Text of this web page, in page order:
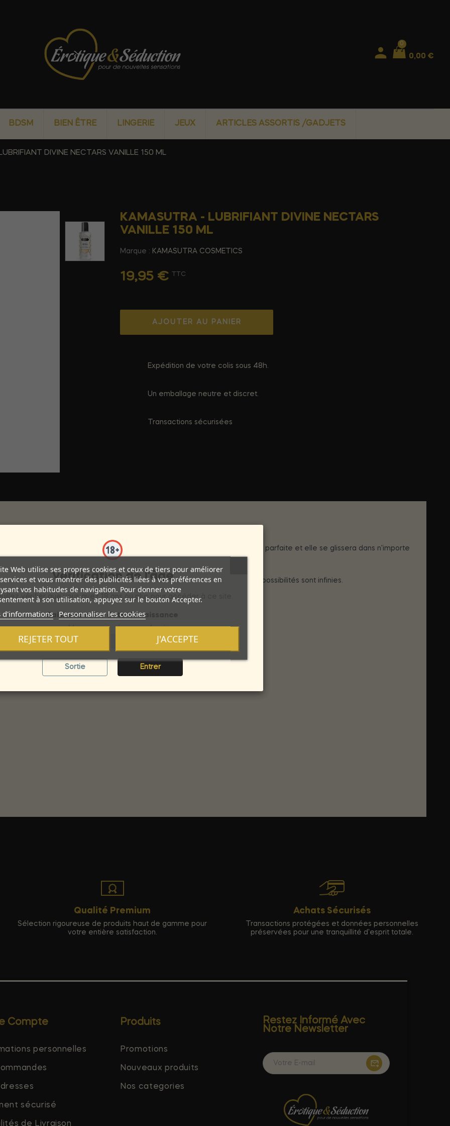
0
0,00 €
BDSM BIEN ÊTRE LINGERIE JEUX ARTICLES ASSORTIS /GADJETS
DIVINE NECTARS VANILLE 150 ML
KAMASUTRA - LUBRIFIANT DIVINE NECTARS
VANILLE 150 ML
Marque : KAMASUTRA COSMETICS
19,95 € TTC
AJOUTER AU PANIER
Expédition de votre colis sous 48h.
Un emballage neutre et discret.
Transactions sécurisées
aromatisé à l'eau. Utilisez-le n'importe où sur le corps. Ajoutez la quantité parfaite et elle se glissera dans n'importe
et embrassable.
embrasser ou être embrassé. Frottez-le, embrassez-le, léchez-le...... Les possibilités sont infinies.
Qualité Premium
Sélection rigoureuse de produits haut de gamme pour
votre entière satisfaction.
Achats Sécurisés
Transactions protégées et données personnelles
préservées pour une tranquillité d'esprit totale.
Compte
personnelles
sécurisé
de Livraison
Produits
Promotions
Nouveaux produits
Nos categories
Restez Informé Avec
Notre Newsletter
Web utilise ses propres cookies et ceux de tiers pour améliorer
et vous montrer des publicités liées à vos préférences en
vos habitudes de navigation. Pour donner votre
à son utilisation, appuyez sur le bouton Accepter.
d'informations Personnaliser les cookies
REJETER TOUT J'ACCEPTE
Vérification de l'âge
vérifier que vous avez 18 ans ou plus pour accéder à ce site.
Saisissez votre date de naissance
Mois
Jour Année
Sortie Entrer